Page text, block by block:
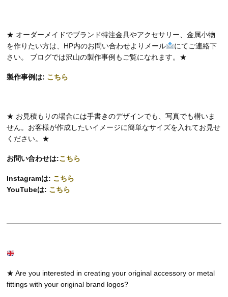
★ オーダーメイドでブランド特注金具やアクセサリー、金属小物
を作りたい方は、HP内のお問い合わせよりメール
にてご連絡下
さい。 ブログでは沢山の製作事例もご覧になれます。★
製作事例は: こちら
★ お見積もりの場合には手書きのデザインでも、写真でも構いま
せん。お客様が作成したいイメージに簡単なサイズを入れてお見せ
ください。★
お問い合わせは:こちら
Instagramは: こちら
YouTubeは: こちら
★ Are you interested in creating your original accessory or metal
fittings with your original brand logos?